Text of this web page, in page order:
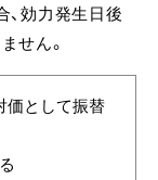
、効力発生日後
せん。
価として振替